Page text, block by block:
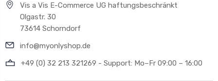
Vis a Vis E-Commerce UG haftungsbeschränkt
Olgastr. 30
73614 Schorndorf
info@myonlyshop.de
+49 (0) 32 213 321269 - Support: Mo–Fr 09:00 – 16:00